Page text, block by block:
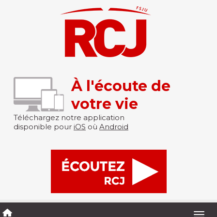
À l'écoute de
votre vie
Téléchargez notre application
disponible pour iOS où Android